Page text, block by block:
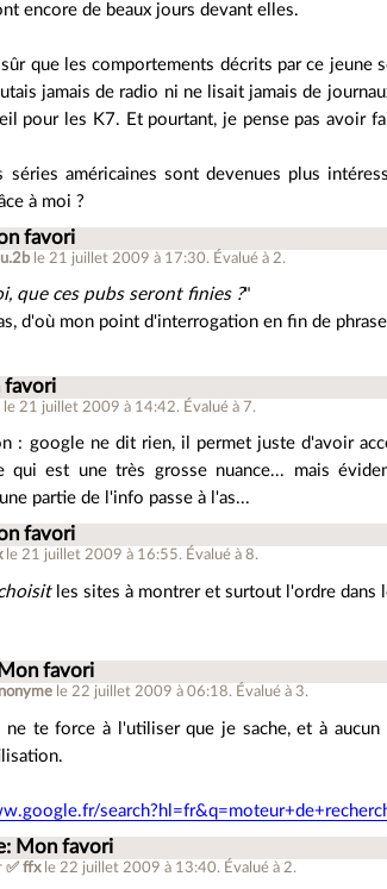
encore de beaux jours devant elles.
sûr que les comportements décrits par ce
jamais de radio ni ne lisait jamais de
pour les K7. Et pourtant, je pense pas avoir
séries américaines sont devenues plus
à moi ?
favori
le 21 juillet 2009 à 17:30. Évalué à 2.
que ces pubs seront finies ?"
d'où mon point d'interrogation en fin de
favori
le 21 juillet 2009 à 14:42. Évalué à7.
: google ne dit rien, il permet juste d'avoir
qui est une très grosse nuance... mais
partie de l'info passe à l'as...
favori
le 21 juillet 2009 à 16:55. Évalué à8.
les sites à montrer et surtout l'ordre dans
favori
le 22 juillet 2009 à 06:18. Évalué à 3.
ne te force à l'utiliser que je sache, et à
Mon favori
✅ ffx le 22 juillet 2009 à 13:40. Évalué à 2.